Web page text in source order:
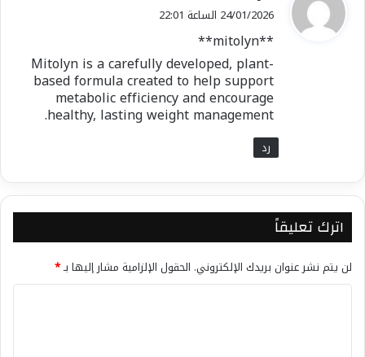
ق
ل
24/01/2026 الساعة 22:01
**mitolyn**
Mitolyn is a carefully developed, plant-
based formula created to help support
metabolic efficiency and encourage
healthy, lasting weight management.
رد
اترك تعليقاً
لن يتم نشر عنوان بريدك الإلكتروني. الحقول الإلزامية مشار إليها بـ*